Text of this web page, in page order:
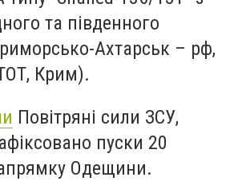
та південного
Ахтарськ – рф,
Крим).
Повітряні сили ЗСУ,
пуски 20
Одещини.